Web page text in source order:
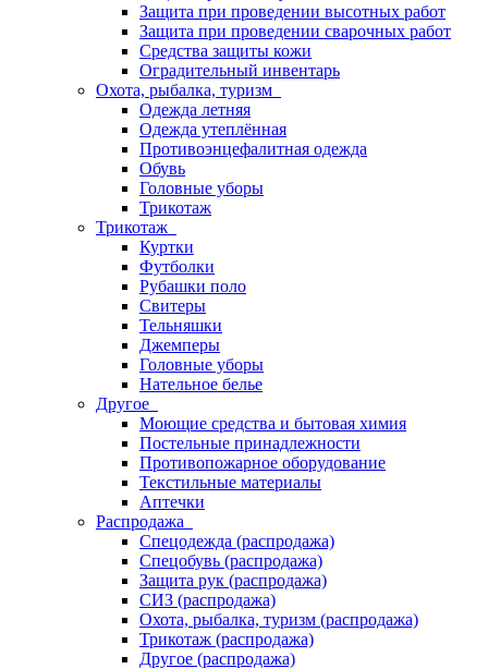
Защита при проведении высотных работ
Защита при проведении сварочных работ
Средства защиты кожи
Оградительный инвентарь
Охота, рыбалка, туризм
Одежда летняя
Одежда утеплённая
Противоэнцефалитная одежда
Обувь
Головные уборы
Трикотаж
Трикотаж
Куртки
Футболки
Рубашки поло
Свитеры
Тельняшки
Джемперы
Головные уборы
Нательное белье
Другое
Моющие средства и бытовая химия
Постельные принадлежности
Противопожарное оборудование
Текстильные материалы
Аптечки
Распродажа
Спецодежда (распродажа)
Спецобувь (распродажа)
Защита рук (распродажа)
СИЗ (распродажа)
Охота, рыбалка, туризм (распродажа)
Трикотаж (распродажа)
Другое (распродажа)